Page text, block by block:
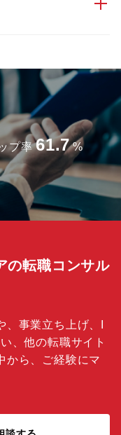
プ率 61.7 %
の転職コンサル
事業立ち上げ、I
、他の転職サイト
から、ご経験にマ